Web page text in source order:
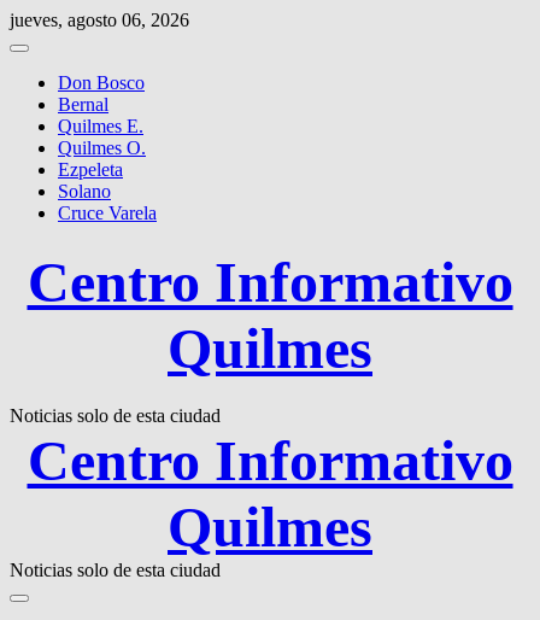
Saltar
al
jueves, agosto 06, 2026
Don Bosco
Bernal
Quilmes E.
Quilmes O.
Ezpeleta
Solano
Cruce Varela
Centro Informativo
Quilmes
Noticias solo de esta ciudad
Centro Informativo
Quilmes
Noticias solo de esta ciudad